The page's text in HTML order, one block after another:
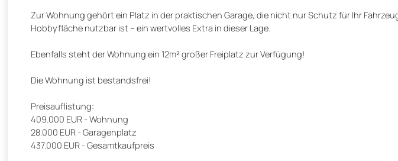
Zur Wohnung gehört ein Platz in der praktischen Garage, die nicht nur Schutz für Ihr
Hobbyfläche nutzbar ist – ein wertvolles Extra in dieser Lage.
Ebenfalls steht der Wohnung ein 12m² großer Freiplatz zur Verfügung!
Die Wohnung ist bestandsfrei!
Preisauflistung:
409.000 EUR - Wohnung
28.000 EUR - Garagenplatz
437.000 EUR - Gesamtkaufpreis